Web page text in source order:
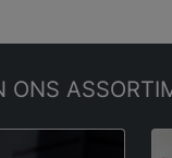
ONS